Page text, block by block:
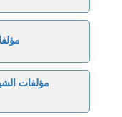
مؤلفات